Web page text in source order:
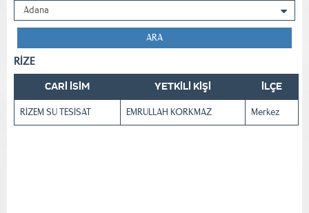
ARA
RİZE
CARİ İSİM YETKİLİ KİŞİ İLÇE
RİZEM SU TESİSAT EMRULLAH KORKMAZ Merkez